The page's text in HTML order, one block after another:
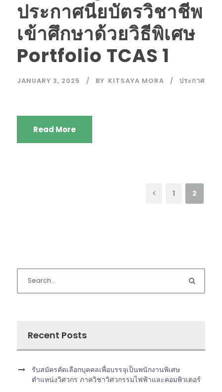
ประกาศนียบัตรวิชาชีพ
เข้าศึกษาด้วยวิธีพิเศษ
Portfolio TCAS 1
JANUARY 3, 2025 BY KITSAYA MORA ประกาศ
Read More
1 2
Recent Posts
รับสมัครคัดเลือกบุคคลเพื่อบรรจุเป็นพนักงานพิเศษ
ตำแหน่งวิศวกร ภาควิชาวิศวกรรมไฟฟ้าและคอมพิวเตอร์